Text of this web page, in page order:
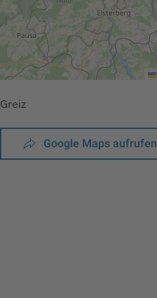
Greiz
Google Maps aufrufen